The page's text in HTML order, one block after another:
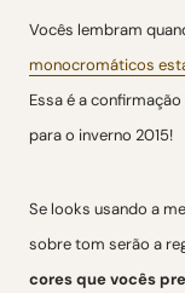
Vocês lembram
monocromáticos
Essa é a
para o inverno 2015!
Se looks usando a
sobre tom serão a
cores que vocês